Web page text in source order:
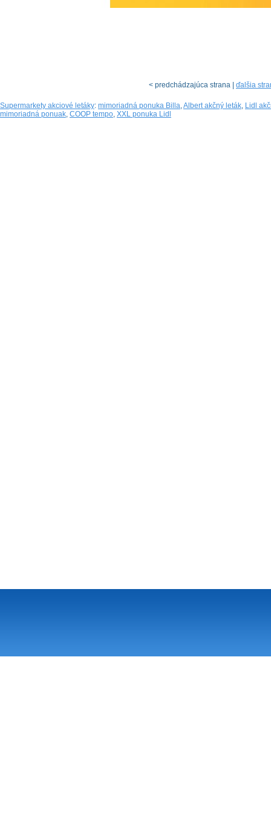
< predchádzajúca strana | ďalšia
Supermarkety akciové letáky: mimoriadná ponuka Billa,Albert akčný leták, Lidl
mimoriadná ponuak, COOP tempo, XXL ponuka Lidl